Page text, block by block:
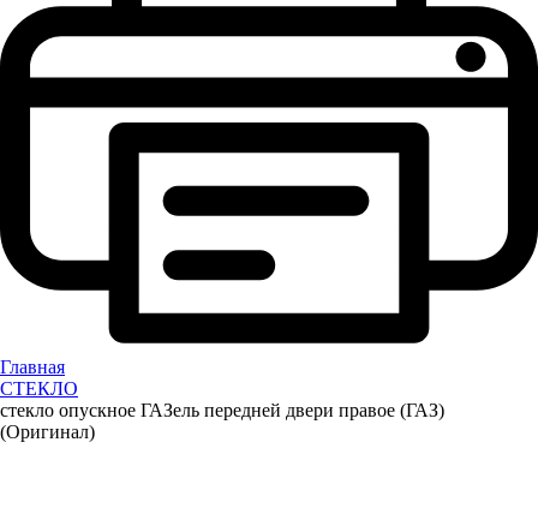
Главная
СТЕКЛО
стекло опускное ГАЗель передней двери правое (ГАЗ)
(Оригинал)